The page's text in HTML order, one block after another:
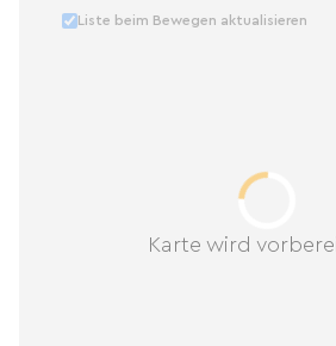
Karte wird
Liste beim Bewegen aktualisieren